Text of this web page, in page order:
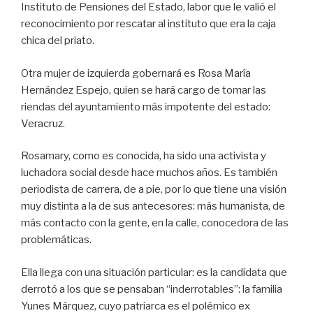
Instituto de Pensiones del Estado, labor que le valió el
reconocimiento por rescatar al instituto que era la caja
chica del priato.
Otra mujer de izquierda gobernará es Rosa María
Hernández Espejo, quien se hará cargo de tomar las
riendas del ayuntamiento más impotente del estado:
Veracruz.
Rosamary, como es conocida, ha sido una activista y
luchadora social desde hace muchos años. Es también
periodista de carrera, de a pie, por lo que tiene una visión
muy distinta a la de sus antecesores: más humanista, de
más contacto con la gente, en la calle, conocedora de las
problemáticas.
Ella llega con una situación particular: es la candidata que
derrotó a los que se pensaban “inderrotables”: la familia
Yunes Márquez, cuyo patriarca es el polémico ex